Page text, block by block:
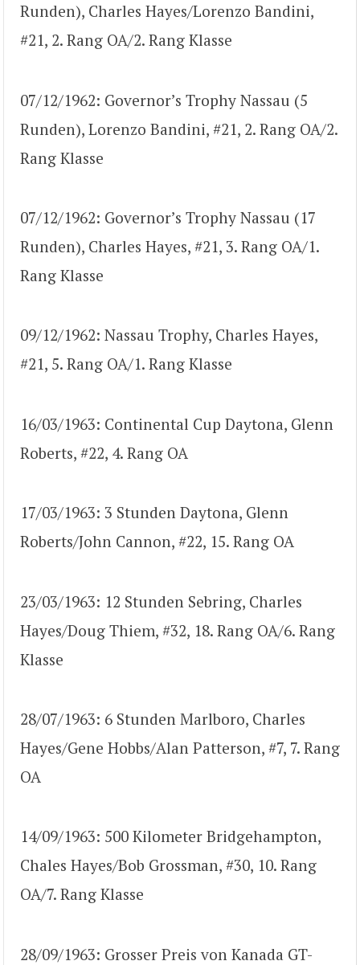
Runden), Charles Hayes/Lorenzo Bandini,
#21, 2. Rang OA/2. Rang Klasse
07/12/1962: Governor’s Trophy Nassau (5
Runden), Lorenzo Bandini, #21, 2. Rang OA/2.
Rang Klasse
07/12/1962: Governor’s Trophy Nassau (17
Runden), Charles Hayes, #21, 3. Rang OA/1.
Rang Klasse
09/12/1962: Nassau Trophy, Charles Hayes,
#21, 5. Rang OA/1. Rang Klasse
16/03/1963: Continental Cup Daytona, Glenn
Roberts, #22, 4. Rang OA
17/03/1963: 3 Stunden Daytona, Glenn
Roberts/John Cannon, #22, 15. Rang OA
23/03/1963: 12 Stunden Sebring, Charles
Hayes/Doug Thiem, #32, 18. Rang OA/6. Rang
Klasse
28/07/1963: 6 Stunden Marlboro, Charles
Hayes/Gene Hobbs/Alan Patterson, #7, 7. Rang
OA
14/09/1963: 500 Kilometer Bridgehampton,
Chales Hayes/Bob Grossman, #30, 10. Rang
OA/7. Rang Klasse
28/09/1963: Grosser Preis von Kanada GT-